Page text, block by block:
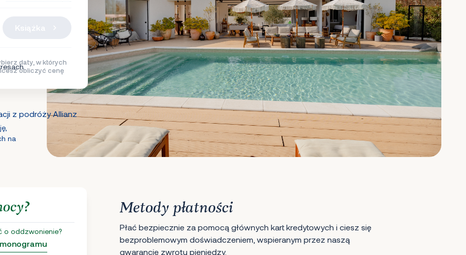
daty, w których
obliczyć cenę
z podróży Allianz
na
o oddzwonienie?
Metody płatności
Płać bezpiecznie za pomocą głównych kart kredytowych i ciesz się
bezproblemowym doświadczeniem, wspieranym przez naszą
gwarancję zwrotu pieniędzy.